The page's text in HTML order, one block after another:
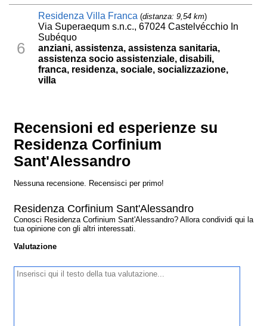
6
Residenza Villa Franca (distanza: 9,54 km)
Via Superaequm s.n.c., 67024 Castelvécchio In
Subéquo
anziani, assistenza, assistenza sanitaria,
assistenza socio assistenziale, disabili,
franca, residenza, sociale, socializzazione,
villa
Recensioni ed esperienze su
Residenza Corfinium
Sant'Alessandro
Nessuna recensione. Recensisci per primo!
Residenza Corfinium Sant'Alessandro
Conosci Residenza Corfinium Sant'Alessandro? Allora condividi qui la
tua opinione con gli altri interessati.
Valutazione